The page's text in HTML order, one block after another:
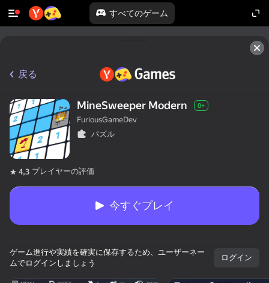
すべてのゲーム
戻る
MineSweeper Modern 0+
FuriousGameDev
パズル
4,3 プレイヤーの評価
今すぐプレイ
ゲーム進行や実績を確実に保存するため、ユーザーネー
ムでログインしましょう
ログイン